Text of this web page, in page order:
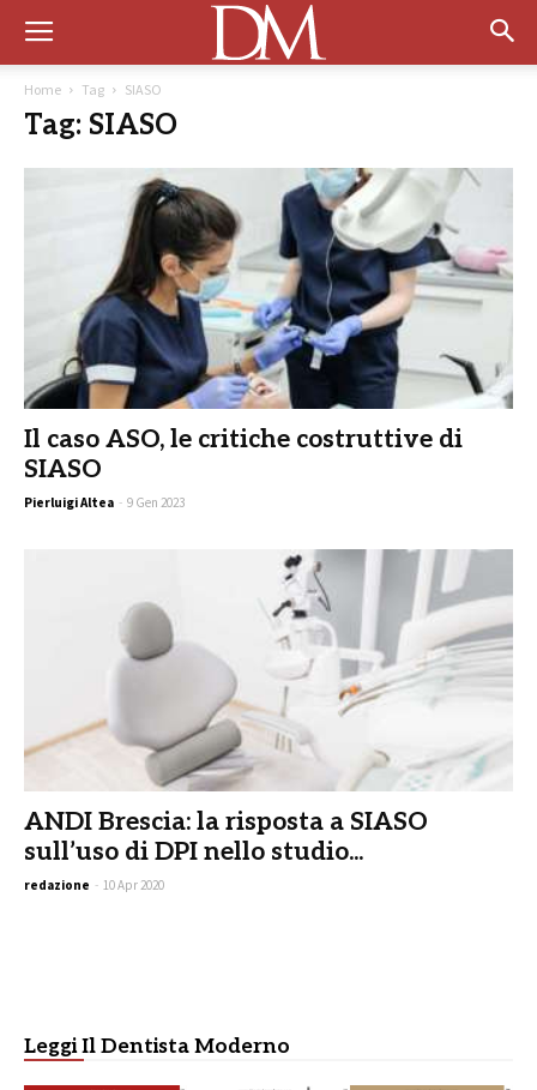
Home Tag SIASO
Tag: SIASO
Il caso ASO, le critiche costruttive di
SIASO
Pierluigi Altea - 9 Gen 2023
ANDI Brescia: la risposta a SIASO
sull’uso di DPI nello studio...
redazione - 10 Apr 2020
Leggi Il Dentista Moderno